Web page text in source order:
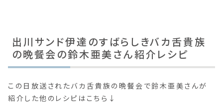
出川サンド伊達のすばらしきバカ舌貴族
の晩餐会の鈴木亜美さん紹介レシピ
この日放送されたバカ舌貴族の晩餐会で鈴木亜美さんが
紹介した他のレシピはこちら↓